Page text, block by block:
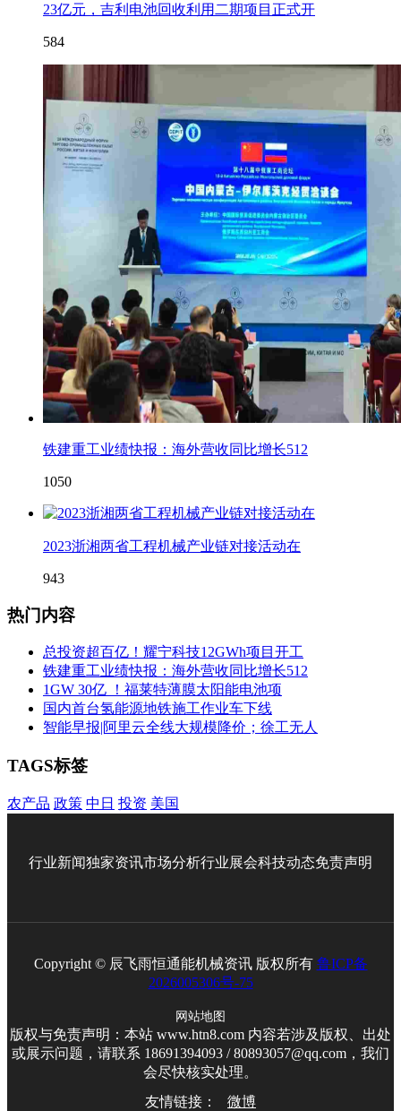
23亿元，吉利电池回收利用二期项目正式开
584
铁建重工业绩快报：海外营收同比增长512
1050
2023浙湘两省工程机械产业链对接活动在
943
热门内容
总投资超百亿！耀宁科技12GWh项目开工
铁建重工业绩快报：海外营收同比增长512
1GW 30亿 ！福莱特薄膜太阳能电池项
国内首台氢能源地铁施工作业车下线
智能早报|阿里云全线大规模降价；徐工无人
TAGS标签
农产品 政策 中日 投资 美国
行业新闻独家资讯市场分析行业展会科技动态免责声明
Copyright © 辰飞雨恒通能机械资讯 版权所有 鲁ICP备
2026005306号-75
网站地图
版权与免责声明：本站 www.htn8.com 内容若涉及版权、出处
或展示问题，请联系 18691394093 / 80893057@qq.com，我们
会尽快核实处理。
友情链接：
微博